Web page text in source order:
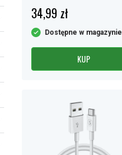
34,99 zł
Dostępne w magazynie
KUP